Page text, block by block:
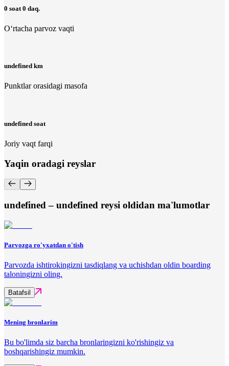
0 soat 0 daq.
O‘rtacha parvoz vaqti
undefined km
Punktlar orasidagi masofa
undefined soat
Joriy vaqt farqi
Yaqin oradagi reyslar
undefined – undefined reysi oldidan ma'lumotlar
Parvozga ro'yxatdan o'tish
Parvozda ishtirokingizni tasdiqlang va uchishdan oldin boarding
taloningizni oling.
Batafsil
Mening bronlarim
Bu bo'limda siz barcha bronlaringizni ko'rishingiz va
boshqarishingiz mumkin.